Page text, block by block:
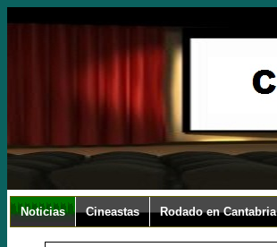
Noticias Cineastas Rodado en Cantabria